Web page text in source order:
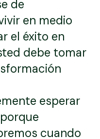
de
en medio
el éxito en
debe tomar
esperar
cuando